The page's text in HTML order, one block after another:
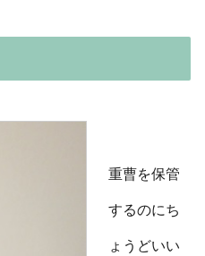
重曹を保管
するのにち
ょうどいい